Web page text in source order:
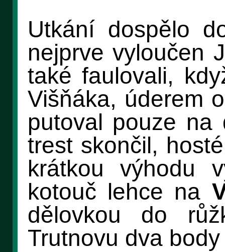
Utkání dospělo
nejprve vyloučen
také faulovali,
Višňáka, úderem
putoval pouze na
trest skončil,
krátkou výhodu
kotouč lehce na
dělovkou do
Trutnovu dva